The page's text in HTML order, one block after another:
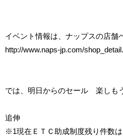
イベント情報は、ナップスの店
http://www.naps-jp.com/
では、明日からのセール 楽しも
追伸
※1現在ＥＴＣ助成制度残り件数